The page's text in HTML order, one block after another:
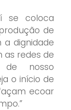
se coloca
de
dignidade
as redes de
de nosso
o início de
ecoar